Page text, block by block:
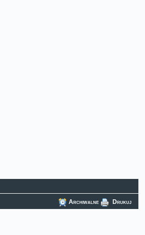
Archiwalne Drukuj